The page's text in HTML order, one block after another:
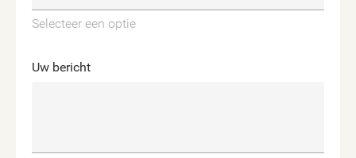
Selecteer een optie
Uw bericht